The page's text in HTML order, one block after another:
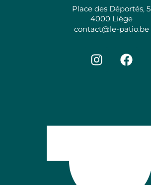
Place des Déportés, 5
4000 Liège
contact@le-patio.be